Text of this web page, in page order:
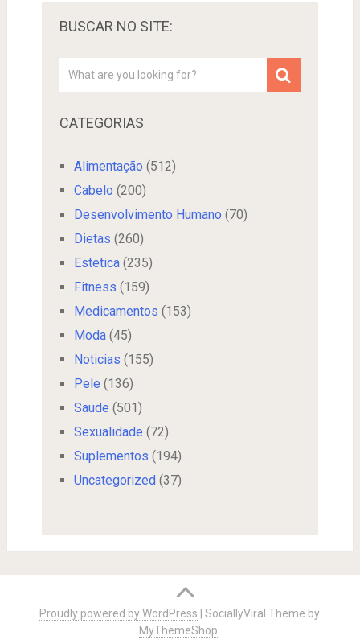
BUSCAR NO SITE:
CATEGORIAS
Alimentação (512)
Cabelo (200)
Desenvolvimento Humano (70)
Dietas (260)
Estetica(235)
Fitness (159)
Medicamentos (153)
Moda(45)
Noticias (155)
Pele (136)
Saude (501)
Sexualidade (72)
Suplementos (194)
Uncategorized (37)
Proudly powered by WordPress |SociallyViral Theme by
MyThemeShop